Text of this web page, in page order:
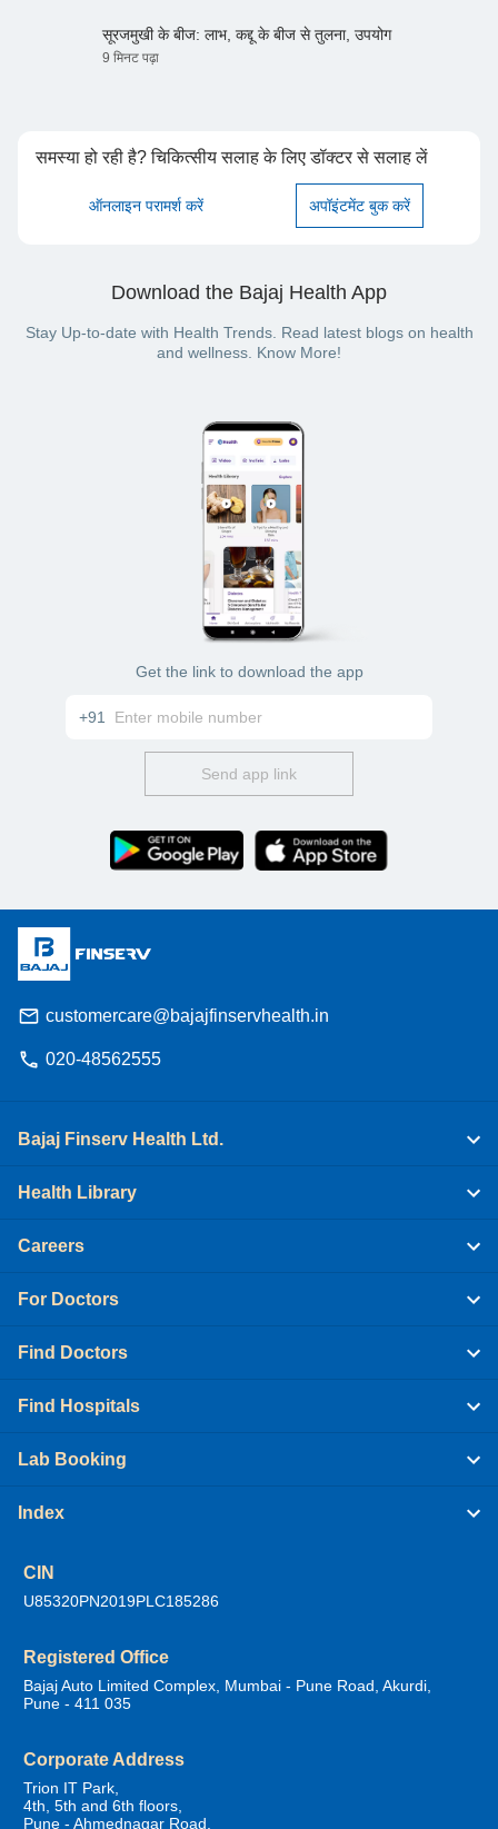
सूरजमुखी के बीज: लाभ, कद्दू के बीज से तुलना, उपयोग
9 मिनट पढ़ा
समस्या हो रही है? चिकित्सीय सलाह के लिए डॉक्टर से सलाह लें
ऑनलाइन परामर्श करें अपॉइंटमेंट बुक करें
Download the Bajaj Health App
Stay Up-to-date with Health Trends. Read latest blogs on health
and wellness. Know More!
Get the link to download the app
+91
Send app link
customercare@bajajfinservhealth.in
020-48562555
Bajaj Finserv Health Ltd.
Health Library
Careers
For Doctors
Find Doctors
Find Hospitals
Lab Booking
Index
CIN
U85320PN2019PLC185286
Registered Office
Bajaj Auto Limited Complex, Mumbai - Pune Road, Akurdi,
Pune - 411 035
Corporate Address
Trion IT Park,
4th, 5th and 6th floors,
Pune - Ahmednagar Road,